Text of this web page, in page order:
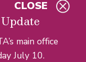
main office
July 10.
CLOSE